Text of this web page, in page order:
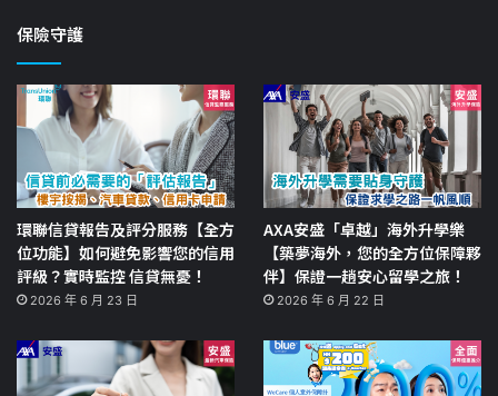
保險守護
環聯信貸報告及評分服務【全方
位功能】如何避免影響您的信用
評級？實時監控 信貸無憂！
2026 年 6 月 23 日
AXA安盛「卓越」海外升學樂
【築夢海外，您的全方位保障夥
伴】保證一趟安心留學之旅！
2026 年 6 月 22 日